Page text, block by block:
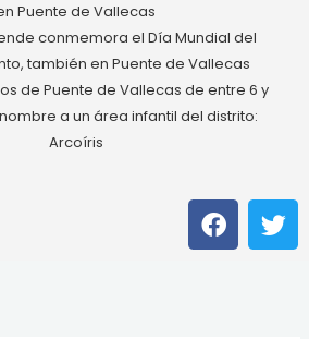
Puente de Vallecas
conmemora el Día Mundial del
también en Puente de Vallecas
de Puente de Vallecas de entre 6 y
a un área infantil del distrito:
Arcoíris
F
a
c
T
w
i